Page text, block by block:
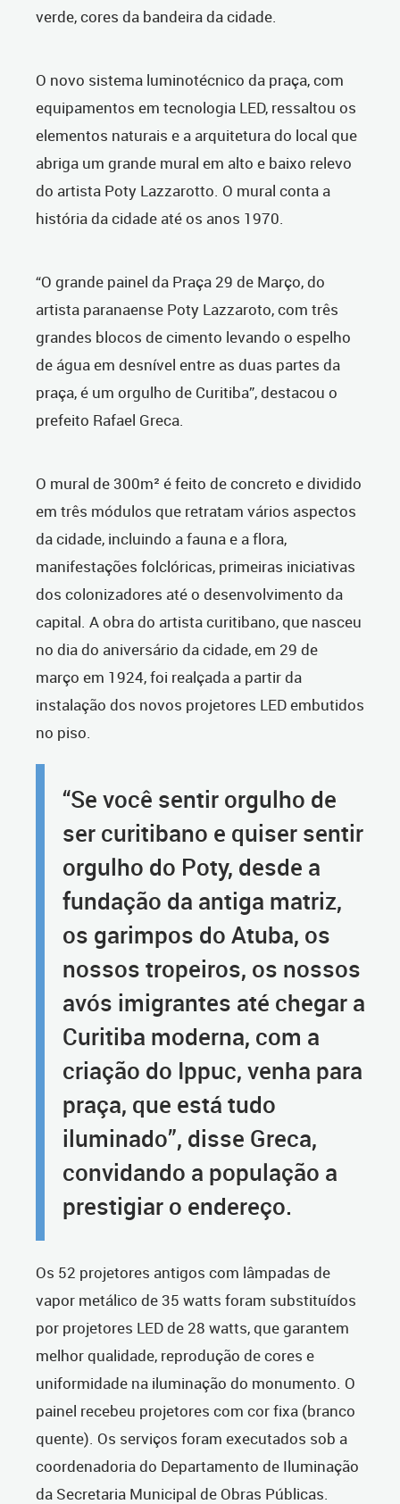
verde, cores da bandeira da cidade.
O novo sistema luminotécnico da praça, com
equipamentos em tecnologia LED, ressaltou os
elementos naturais e a arquitetura do local que
abriga um grande mural em alto e baixo relevo
do artista Poty Lazzarotto. O mural conta a
história da cidade até os anos 1970.
“O grande painel da Praça 29 de Março, do
artista paranaense Poty Lazzaroto, com três
grandes blocos de cimento levando o espelho
de água em desnível entre as duas partes da
praça, é um orgulho de Curitiba”, destacou o
prefeito Rafael Greca.
O mural de 300m² é feito de concreto e dividido
em três módulos que retratam vários aspectos
da cidade, incluindo a fauna e a flora,
manifestações folclóricas, primeiras iniciativas
dos colonizadores até o desenvolvimento da
capital. A obra do artista curitibano, que nasceu
no dia do aniversário da cidade, em 29 de
março em 1924, foi realçada a partir da
instalação dos novos projetores LED embutidos
no piso.
“Se você sentir orgulho de
ser curitibano e quiser sentir
orgulho do Poty, desde a
fundação da antiga matriz,
os garimpos do Atuba, os
nossos tropeiros, os nossos
avós imigrantes até chegar a
Curitiba moderna, com a
criação do Ippuc, venha para
praça, que está tudo
iluminado”, disse Greca,
convidando a população a
prestigiar o endereço.
Os 52 projetores antigos com lâmpadas de
vapor metálico de 35 watts foram substituídos
por projetores LED de 28 watts, que garantem
melhor qualidade, reprodução de cores e
uniformidade na iluminação do monumento. O
painel recebeu projetores com cor fixa (branco
quente). Os serviços foram executados sob a
coordenadoria do Departamento de Iluminação
da Secretaria Municipal de Obras Públicas.